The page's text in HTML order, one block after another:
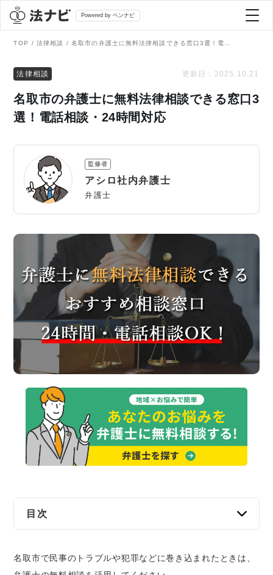
Powered by ベンナビ
全て
刑事事件
債務整理
離婚問題
交通事故
遺産相続
労働問題
債権回収
IT・ネット
資金調達
弁護士を探す
AI Search Premium
掲載をご検討の弁護士の方へ
TOP 法律相談
法律相談 更新日： 2025.10.21
名取市の弁護士に無料法律相談できる窓口3
選！電話相談・24時間対応
監修者
アシロ社内弁護士
弁護士
目次
仙台弁護士会の無料法律相談
名取市で民事のトラブルや犯罪などに巻き込まれたときは、